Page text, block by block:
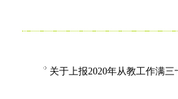
关于上报2020年从教工作满